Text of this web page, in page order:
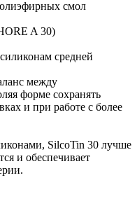
смол
A 30)
средней
между
форме сохранять
и при работе с более
SilcoTin 30 лучше
и обеспечивает